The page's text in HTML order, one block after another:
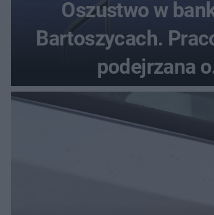
Oszustwo w
Bartoszycach.
podejrzana o
przywłaszczenie